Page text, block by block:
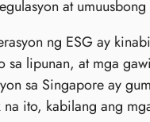
at
ng ESG ay
lipunan, at mga
sa Singapore ay
ito, kabilang ang